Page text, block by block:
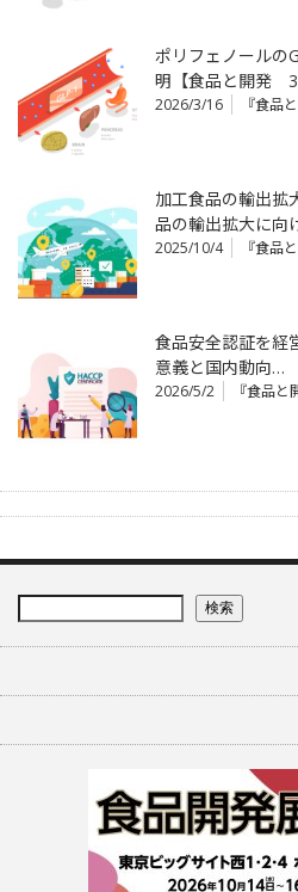
ポリフェノールの
明【食品と開発
2026/3/16 『食品
加工食品の輸出拡
品の輸出拡大に向
2025/10/4 『食品
食品安全認証を経
意義と国内動向…
2026/5/2 『食品
検索